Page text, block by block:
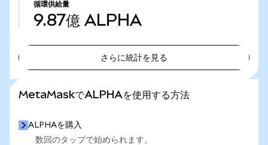
循環供給量
9.87億 ALPHA
さらに統計を見る
MetaMaskでALPHAを使用する方法
ALPHAを購入
数回のタップで始められます。